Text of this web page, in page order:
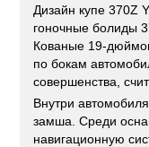
Дизайн купе 370Z
гоночные болиды
Кованые 19-
по бокам
совершенства,
Внутри
замша. Среди
навигационную